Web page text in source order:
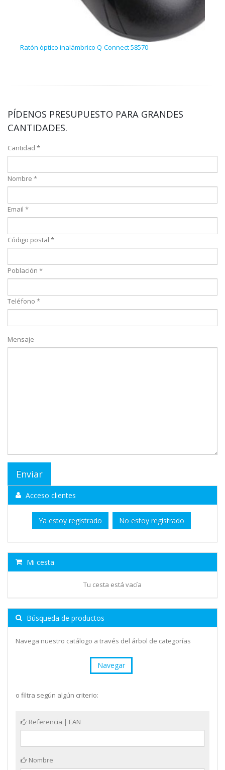
Ratón óptico inalámbrico Q-Connect 58570
PÍDENOS PRESUPUESTO PARA GRANDES
CANTIDADES.
Cantidad *
Nombre *
Email *
Código postal *
Población *
Teléfono *
Mensaje
Acceso clientes
Ya estoy registrado No estoy registrado
Mi cesta
Tu cesta está vacía
Búsqueda de productos
Navega nuestro catálogo a través del árbol de categorías
Navegar
o filtra según algún criterio:
Referencia | EAN
Nombre